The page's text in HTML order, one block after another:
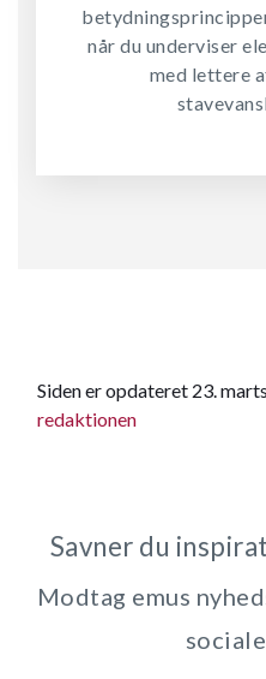
når du underviser
med lettere
Siden er opdateret 23.
redaktionen
Savner du
Modtag emus